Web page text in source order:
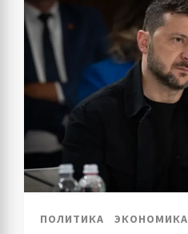
ПОЛИТИКА ЭКОНОМИКА